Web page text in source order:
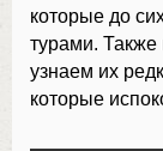
которые до
турами.
узнаем их
которые